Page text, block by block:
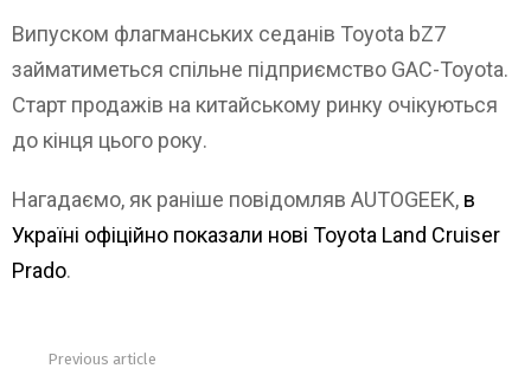
Випуском флагманських седанів Toyota bZ7
займатиметься спільне підприємство GAC-Toyota.
Старт продажів на китайському ринку очікуються
до кінця цього року.
Нагадаємо, як раніше повідомляв AUTOGEEK, в
Україні офіційно показали нові Toyota Land Cruiser
Prado.
Previous article